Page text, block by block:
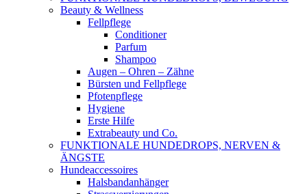
Beauty & Wellness
Fellpflege
Conditioner
Parfum
Shampoo
Augen – Ohren – Zähne
Bürsten und Fellpflege
Pfotenpflege
Hygiene
Erste Hilfe
Extrabeauty und Co.
FUNKTIONALE HUNDEDROPS, NERVEN &
ÄNGSTE
Hundeaccessoires
Halsbandanhänger